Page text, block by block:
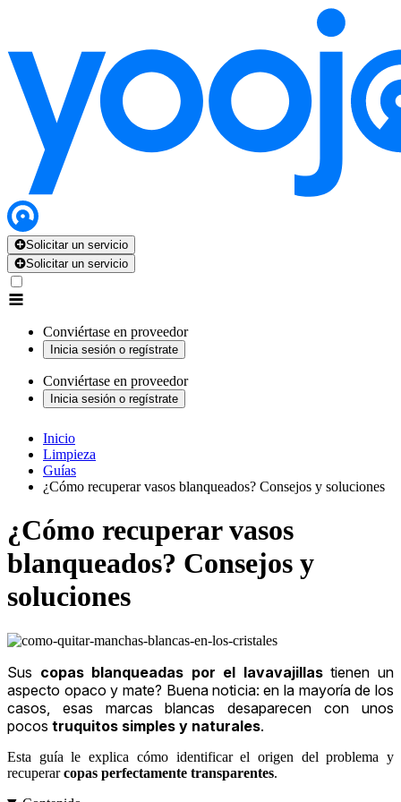
Solicitar un servicio
Solicitar un servicio
Conviértase en proveedor
Inicia sesión o regístrate
Conviértase en proveedor
Inicia sesión o regístrate
Inicio
Limpieza
Guías
¿Cómo recuperar vasos blanqueados? Consejos y soluciones
¿Cómo recuperar vasos
blanqueados? Consejos y
soluciones
Sus copas blanqueadas por el lavavajillastienen un
aspecto opaco y mate? Buena noticia: en la mayoría de los
casos, esas marcas blancas desaparecen con unos
pocos truquitos simples y naturales.
Esta guía le explica cómo identificar el origen del problema y
recuperarcopas perfectamente transparentes.